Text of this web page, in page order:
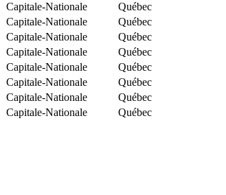
Capitale-Nationale
Québec
Capitale-Nationale
Québec
Capitale-Nationale
Québec
Capitale-Nationale
Québec
Capitale-Nationale
Québec
Capitale-Nationale
Québec
Capitale-Nationale
Québec
Capitale-Nationale Québec